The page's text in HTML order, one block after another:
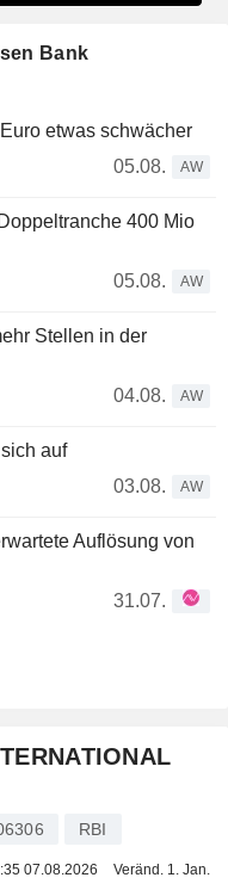
Bank
etwas schwächer
05.08.
AW
400 Mio
05.08.
AW
Stellen in der
04.08.
AW
auf
03.08.
AW
Auflösung von
31.07.
RBI
07.08.2026 Veränd. 1. Jan.